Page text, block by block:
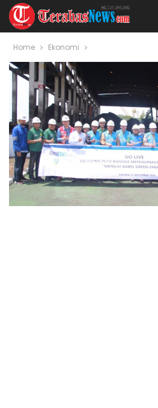
Home Ekonomi